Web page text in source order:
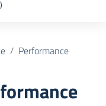
Performance